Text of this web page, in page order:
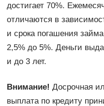
достигает 70%.
отличаются в
и срока погашения
2,5% до 5%. Деньги
и до 3 лет.
Внимание! Досрочная
выплата по кредиту